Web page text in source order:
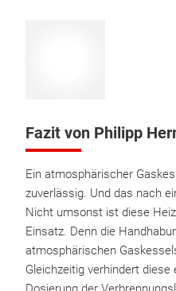
Fazit von Philipp
Ein atmosphärischer
zuverlässig. Und das nach
Nicht umsonst ist diese
Einsatz. Denn die
atmosphärischen
Gleichzeitig verhindert